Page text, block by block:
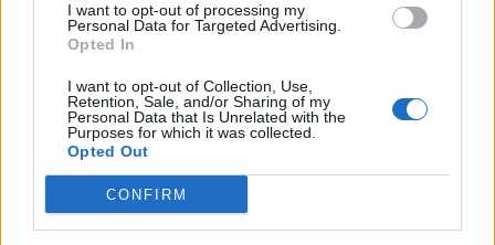
I want to opt-out of processing my
Personal Data for Targeted Advertising.
Opted In
I want to opt-out of Collection, Use,
Retention, Sale, and/or Sharing of my
Personal Data that Is Unrelated with the
Purposes for which it was collected.
Opted Out
CONFIRM
Logg inn
Kontakt
Adresse
Trondheimsveien 459
0962 Oslo